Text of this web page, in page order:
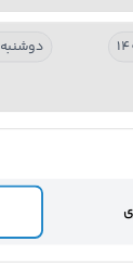
دوشنبه 16:30 تا 20:30